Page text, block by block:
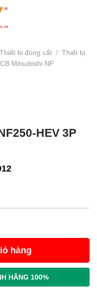
Thiết bị đóng cắt / Thiết bị
Mitsubishi NF
HEV 3P
250A 75kA số lượng
hàng
HÃNG 100%